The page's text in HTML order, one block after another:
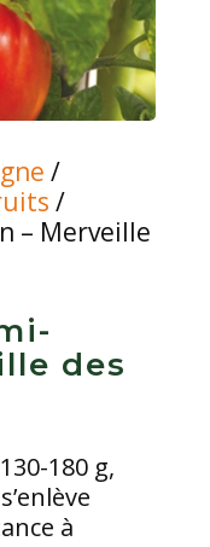
/
/
– Merveille
des
180 g,
à